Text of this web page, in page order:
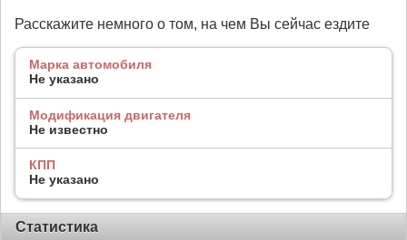
Расскажите немного о том, на чем Вы сейчас ездите
Марка автомобиля
Не указано
Модификация двигателя
Не известно
КПП
Не указано
Статистика